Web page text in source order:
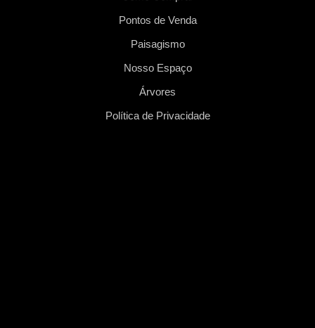
Pontos de Venda
Paisagismo
Nosso Espaço
Árvores
Política de Privacidade